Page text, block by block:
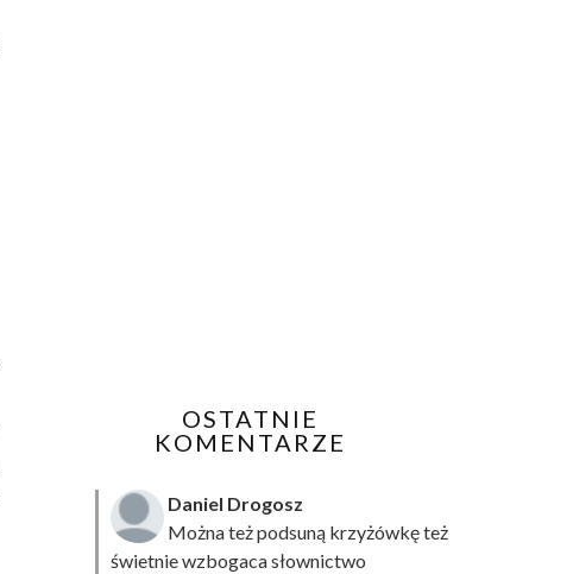
OSTATNIE
KOMENTARZE
Daniel Drogosz
Można też podsuną krzyżówkęteż
świetnie wzbogaca słownictwo